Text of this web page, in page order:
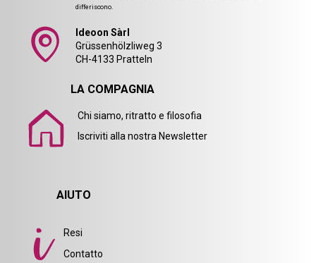
differiscono.
Ideoon Sàrl
Grüssenhölzliweg 3
CH-4133 Pratteln
LA COMPAGNIA
Chi siamo, ritratto e filosofia
Iscriviti alla nostra Newsletter
AIUTO
Resi
Contatto